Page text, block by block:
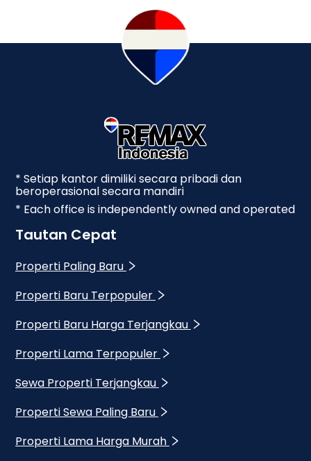
* Setiap kantor dimiliki secara pribadi dan
beroperasional secara mandiri
* Each office is independently owned and operated
Tautan Cepat
Properti Paling Baru
Properti Baru Terpopuler
Properti Baru Harga Terjangkau
Properti Lama Terpopuler
Sewa Properti Terjangkau
Properti Sewa Paling Baru
Properti Lama Harga Murah